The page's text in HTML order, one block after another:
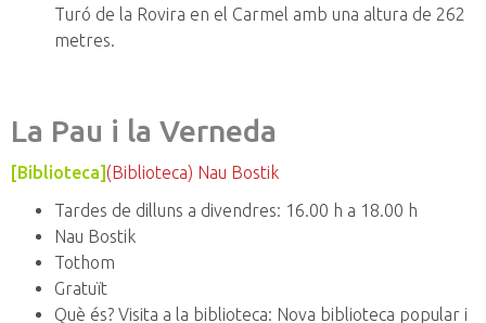
Turó de la Rovira en el Carmel amb una altura de 262
metres.
La Pau i la Verneda
[Biblioteca](Biblioteca) Nau Bostik
Tardes de dilluns a divendres: 16.00 h a 18.00 h
Nau Bostik
Tothom
Gratuït
Què és? Visita a la biblioteca: Nova biblioteca popular i